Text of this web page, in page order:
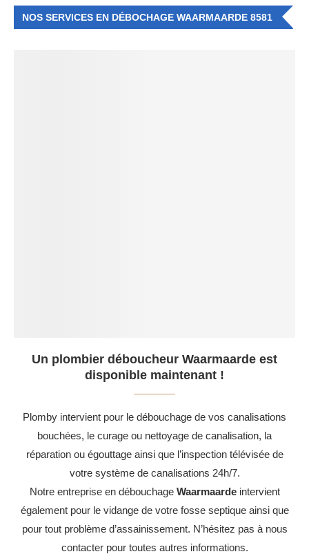
NOS SERVICES EN DÉBOCHAGE WAARMAARDE 8581
Un plombier déboucheur Waarmaarde est
disponible maintenant !
Plomby intervient pour le débouchage de vos canalisations
bouchées, le curage ou nettoyage de canalisation, la
réparation ou égouttage ainsi que l’inspection télévisée de
votre système de canalisations 24h/7.
Notre entreprise en débouchage Waarmaardeintervient
également pour le vidange de votre fosse septique ainsi que
pour tout problème d’assainissement. N’hésitez pas à nous
contacter pour toutes autres informations.